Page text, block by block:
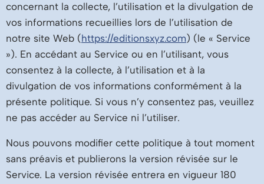
concernant la collecte, l’utilisation et la divulgation de
vos informations recueillies lors de l’utilisation de
notre site Web (https://editionsxyz.com) (le « Service
»). En accédant au Service ou en l’utilisant, vous
consentez à la collecte, à l’utilisation et à la
divulgation de vos informations conformément à la
présente politique. Si vous n’y consentez pas, veuillez
ne pas accéder au Service ni l’utiliser.
Nous pouvons modifier cette politique à tout moment
sans préavis et publierons la version révisée sur le
Service. La version révisée entrera en vigueur 180